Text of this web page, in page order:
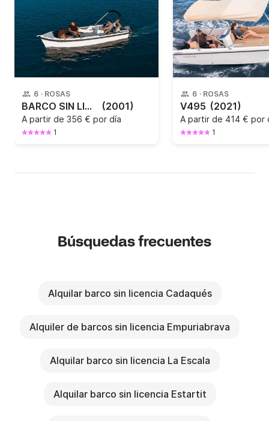
6 · ROSAS
BARCO SIN LICENCIA SILVER 495 (2001)
A partir de 356 € por día
1
6 · ROSAS
V495 (2021)
A partir de 414 € por
1
Búsquedas frecuentes
Alquilar barco sin licencia Cadaqués
Alquiler de barcos sin licencia Empuriabrava
Alquilar barco sin licencia La Escala
Alquilar barco sin licencia Estartit